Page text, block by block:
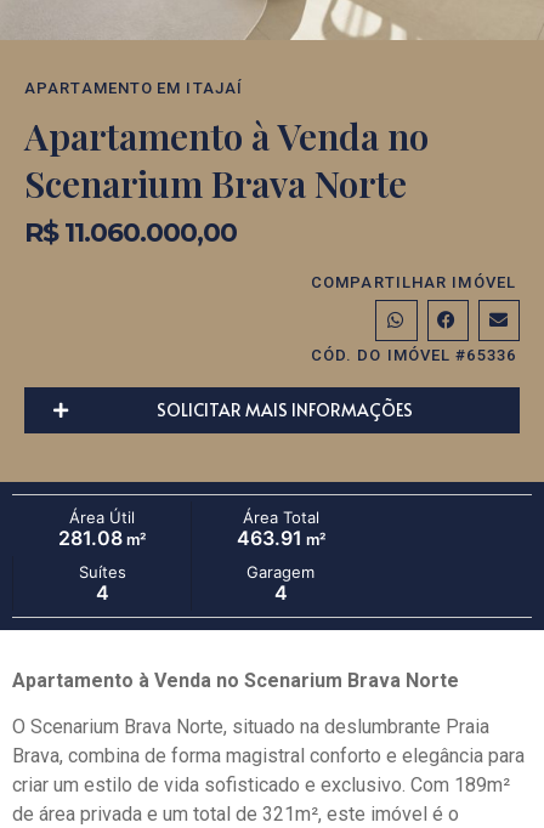
APARTAMENTO EM ITAJAÍ
Apartamento à Venda no
Scenarium Brava Norte
R$ 11.060.000,00
COMPARTILHAR IMÓVEL
CÓD. DO IMÓVEL #65336
SOLICITAR MAIS INFORMAÇÕES
Área Útil
281.08m²
Área Total
463.91 m²
Suítes
4
Garagem
4
Apartamento à Venda no Scenarium Brava Norte
O Scenarium Brava Norte, situado na deslumbrante Praia
Brava, combina de forma magistral conforto e elegância para
criar um estilo de vida sofisticado e exclusivo. Com 189m²
de área privada e um total de 321m², este imóvel é o